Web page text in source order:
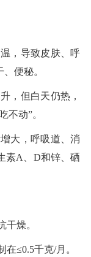
，导致皮肤、呼
便秘。
但白天仍热，
不动”。
大，呼吸道、消
素A、D和锌、硒
燥。
≤0.5千克/月。